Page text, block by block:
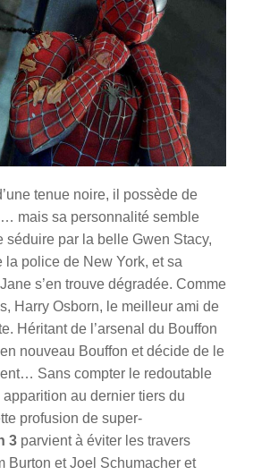
tenue noire, il possède de
mais sa personnalité semble
séduire par la belle Gwen Stacy,
police de New York, et sa
s’en trouve dégradée. Comme
Harry Osborn, le meilleur ami de
Héritant de l’arsenal du Bouffon
nouveau Bouffon et décide de le
Sans compter le redoutable
au dernier tiers du
profusion de super-
3 parvient à éviter les travers
Burton et Joel Schumacher et